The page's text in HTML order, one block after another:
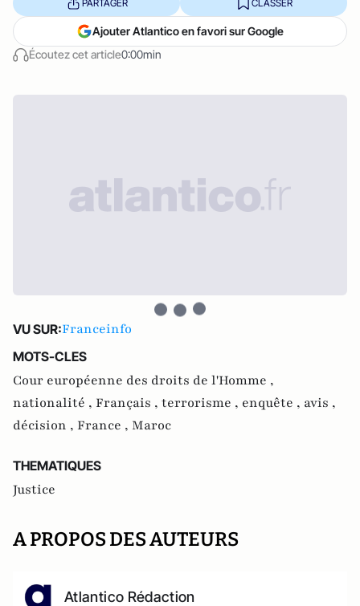
Écoutez cet article0:00min
PARTAGER CLASSER
Ajouter Atlantico en favori sur Google
VU SUR:Franceinfo
MOTS-CLES
Cour européenne des droits de l'Homme ,
nationalité , Français , terrorisme , enquête , avis ,
décision , France , Maroc
THEMATIQUES
Justice
A PROPOS DES AUTEURS
Atlantico Rédaction